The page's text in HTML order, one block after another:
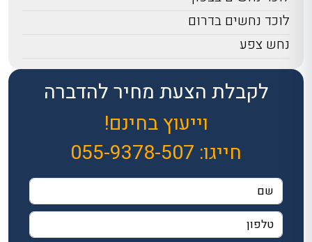
לקבלת הצעת מחיר להדברה
וייעוץ בחינם!
חייגו: 055-9378-507
לוכד נחשים בדרום
נחש צפע